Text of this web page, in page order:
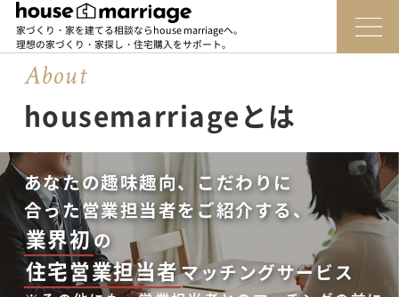
家づくり・家を建てる相談ならhouse marriageへ。
理想の家づくり・家探し・住宅購入をサポート。
About
housemarriageとは
あなたの趣味趣向、こだわりに
合った営業担当者をご紹介する、
業界初の
住宅営業担当者マッチングサービス